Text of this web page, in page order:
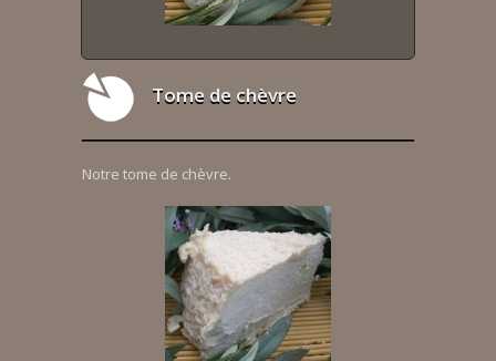
Tome de chèvre
Notre tome de chèvre.